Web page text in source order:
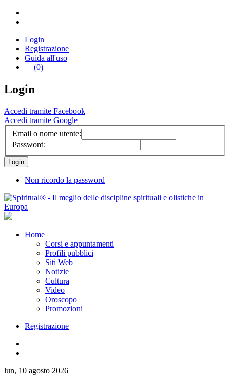
Login
Registrazione
Guida all'uso
(0)
Login
Accedi tramite Facebook
Accedi tramite Google
Email o nome utente:
Password:
Non ricordo la password
Home
Corsi e appuntamenti
Profili pubblici
Siti Web
Notizie
Cultura
Video
Oroscopo
Promozioni
Registrazione
lun, 10 agosto 2026